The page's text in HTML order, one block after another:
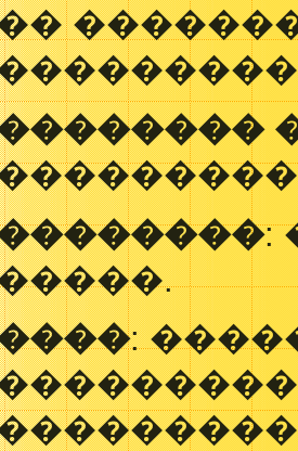
:
: